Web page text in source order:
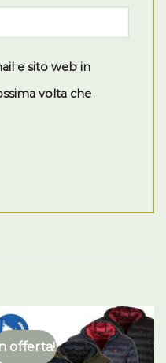
e sito web in
volta che
In offerta!